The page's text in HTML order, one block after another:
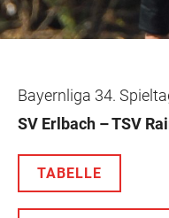
Bayernliga 34.
SV Erlbach – TSV
TABELLE